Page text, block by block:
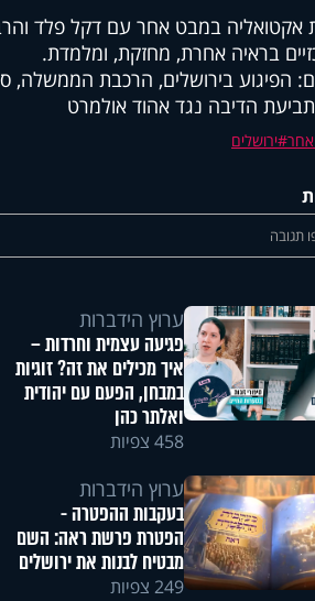
אקטואליה במבט אחר עם דקל פלד והרב
בראיה אחרת, מחזקת, ומלמדת.
הפיגוע בירושלים, הרכבת הממשלה,
הדיבה נגד אהוד אולמרט
ירושלים
תגובה
ערוץ הידברות
פגיעה עצמית וחרדות –
איך מכילים את זה? זוגיות
במבחן, הפעם עם יהודית
ואלתר כהן
458 צפיות
ערוץ הידברות
בעקבות ההפטרה -
הפטרת פרשת ראה: השם
מבטיח לבנות את ירושלים
249 צפיות